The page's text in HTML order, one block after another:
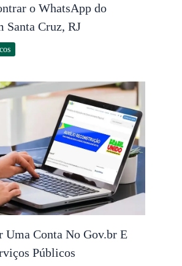
o WhatsApp do
Santa Cruz, RJ
Uma Conta No Gov.br E
Públicos